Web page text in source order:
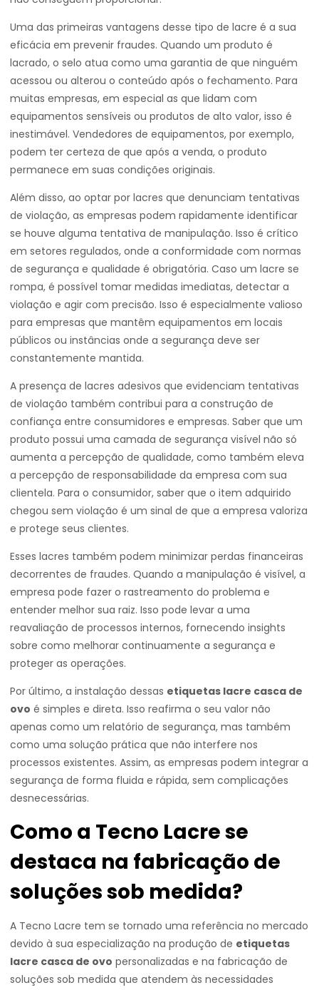
Uma das primeiras vantagens desse tipo de lacre é a sua
eficácia em prevenir fraudes. Quando um produto é
lacrado, o selo atua como uma garantia de que ninguém
acessou ou alterou o conteúdo após o fechamento. Para
muitas empresas, em especial as que lidam com
equipamentos sensíveis ou produtos de alto valor, isso é
inestimável. Vendedores de equipamentos, por exemplo,
podem ter certeza de que após a venda, o produto
permanece em suas condições originais.
Além disso, ao optar por lacres que denunciam tentativas
de violação, as empresas podem rapidamente identificar
se houve alguma tentativa de manipulação. Isso é crítico
em setores regulados, onde a conformidade com normas
de segurança e qualidade é obrigatória. Caso um lacre se
rompa, é possível tomar medidas imediatas, detectar a
violação e agir com precisão. Isso é especialmente valioso
para empresas que mantêm equipamentos em locais
públicos ou instâncias onde a segurança deve ser
constantemente mantida.
A presença de lacres adesivos que evidenciam tentativas
de violação também contribui para a construção de
confiança entre consumidores e empresas. Saber que um
produto possui uma camada de segurança visível não só
aumenta a percepção de qualidade, como também eleva
a percepção de responsabilidade da empresa com sua
clientela. Para o consumidor, saber que o item adquirido
chegou sem violação é um sinal de que a empresa valoriza
e protege seus clientes.
Esses lacres também podem minimizar perdas financeiras
decorrentes de fraudes. Quando a manipulação é visível, a
empresa pode fazer o rastreamento do problema e
entender melhor sua raiz. Isso pode levar a uma
reavaliação de processos internos, fornecendo insights
sobre como melhorar continuamente a segurança e
proteger as operações.
Por último, a instalação dessas etiquetas lacre casca de
ovo é simples e direta. Isso reafirma o seu valor não
apenas como um relatório de segurança, mas também
como uma solução prática que não interfere nos
processos existentes. Assim, as empresas podem integrar a
segurança de forma fluida e rápida, sem complicações
desnecessárias.
Como a Tecno Lacre se
destaca na fabricação de
soluções sob medida?
A Tecno Lacre tem se tornado uma referência no mercado
devido à sua especialização na produção de etiquetas
lacre casca de ovo personalizadas e na fabricação de
soluções sob medida que atendem às necessidades